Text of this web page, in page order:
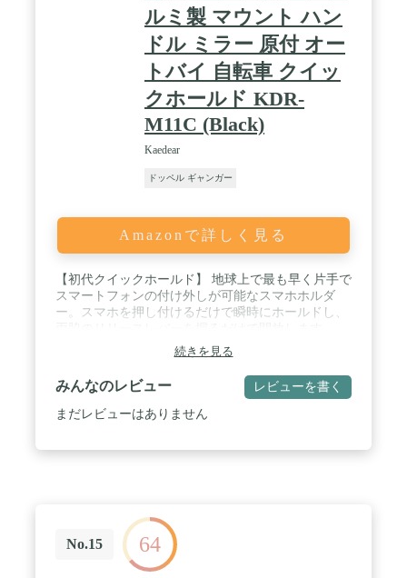
ルミ製 マウント ハン
ドル ミラー 原付 オー
トバイ 自転車 クイッ
クホールド KDR-
M11C (Black)
Kaedear
ドッペル ギャンガー
Amazonで詳しく見る
【初代クイックホールド】 地球上で最も早く片手で
スマートフォンの付け外しが可能なスマホホルダ
ー。スマホを押し付けるだけで瞬時にホールドし、
「ホルダーにスマホを取り付けるのが面倒」、「サ
イドボタンがホルダーのアームに干渉する」 、「ホ
ルダーはカエディアのエントリーモデルで十分」そ
んな方にオススメなモデルKDR-M11Cです。 / 【対
応参考機種】iPhone13/12/12Pro/12Pro
条件に含まれません。■縦幅132～175mm、横幅68～
85mm(スマホ機種のサイズが範囲内かご確認くださ
い。) ■厚さ12mm以下（厚みがあるスマホ機種やケ
ースにご注意ください。）■ご注意：スマホ背面が
続きを見る
みんなのレビュー レビューを書く
まだレビューはありません
No.15 64